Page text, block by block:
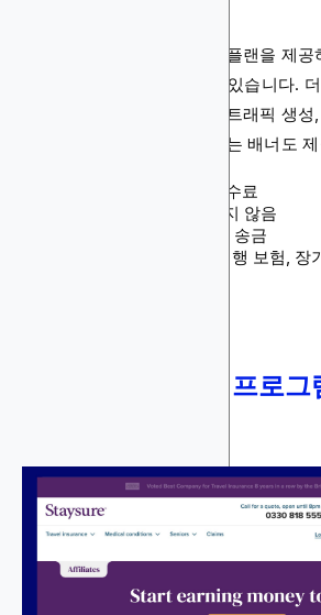
이 플랫폼은 점진적 수수료 플랜을 제
10%에서 20%까지 높일 수 있습니다.
수록 수수료가 높아집니다. 트래픽 생
방법 테스트에 사용할 수 있는 배너도
수수료: 매출의 20% 수수료
쿠키 지속 기간: 명시되지 않음
결제 방법: PayPal, 은행 송금
제품: 여행 보험, 연간 여행 보험,
Staysure 제휴 프로그